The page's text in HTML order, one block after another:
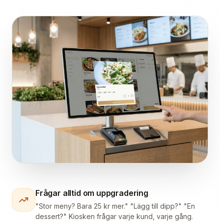
Frågar alltid om uppgradering
"Stor meny? Bara 25 kr mer." "Lägg till dipp?" "En
dessert?" Kiosken frågar varje kund, varje gång.